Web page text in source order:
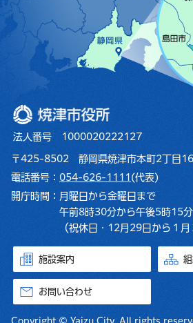
焼津市役所
法人番号 1000020222127
〒425-8502 静岡県焼津市本町2丁目
電話番号： 054-626-1111 (代表)
開庁時間： 月曜日から金曜日まで
午前8時30分から午後5時15
（祝休日・12月29日から１月
施設案内
お問い合わせ